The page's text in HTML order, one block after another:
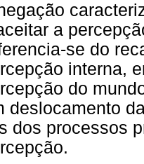
a
se do
interna,
do
deslocamento
dos processos